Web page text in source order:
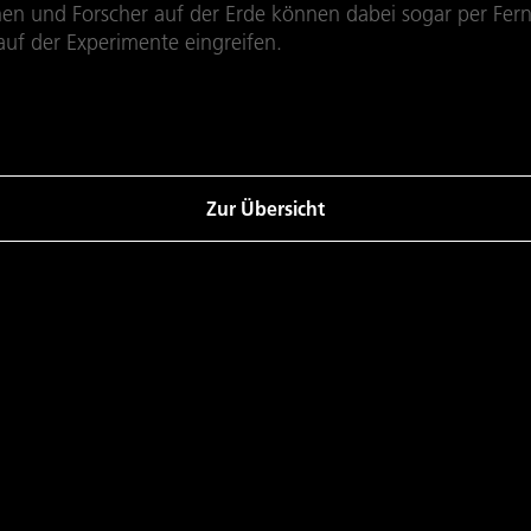
und Forscher auf der Erde können dabei sogar per
der Experimente eingreifen.
Zur Übersicht